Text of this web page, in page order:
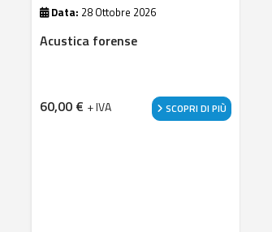
Data: 28 Ottobre 2026
Acustica forense
60,00 € + IVA SCOPRI DI PIÙ